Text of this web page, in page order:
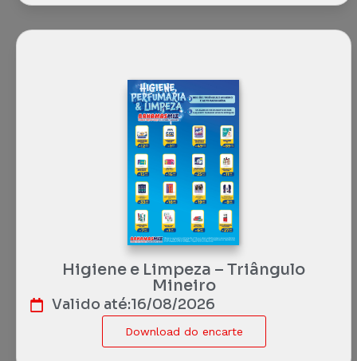
Higiene e Limpeza – Triângulo
Mineiro
Valido até:16/08/2026
Download do encarte